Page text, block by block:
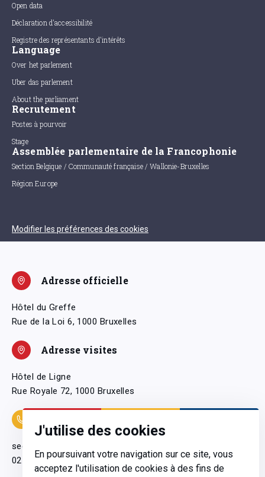
J'utilise des cookies
En poursuivant votre navigation sur ce site, vous
acceptez l'utilisation de cookies à des fins de
Open data
Déclaration d'accessibilité
Registre des représentants d'intérêts
Language
Over het parlement
Uber das parlement
About the parliament
Recrutement
Postes à pourvoir
Stage
Assemblée parlementaire de la Francophonie
Section Belgique / Communauté française / Wallonie-Bruxelles
Région Europe
Modifier les préférences des cookies
Adresse officielle
Hôtel du Greffe
Rue de la Loi 6, 1000 Bruxelles
Adresse visites
Hôtel de Ligne
Rue Royale 72, 1000 Bruxelles
secretariatgeneral@pfwb.be
02 506 38 11